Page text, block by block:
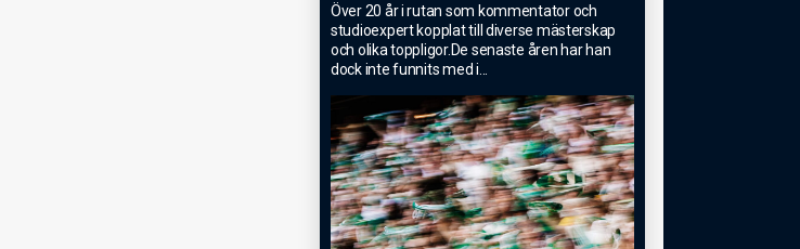
Över 20 år i rutan som kommentator och
studioexpert kopplat till diverse mästerskap
och olika toppligor.De senaste åren har han
dock inte funnits med i